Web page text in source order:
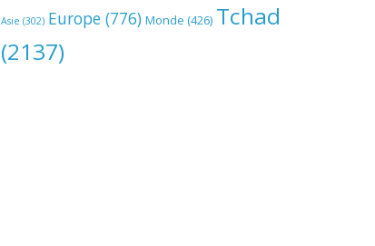
Asie (302) Europe (776) Monde (426) Tchad
(2137)